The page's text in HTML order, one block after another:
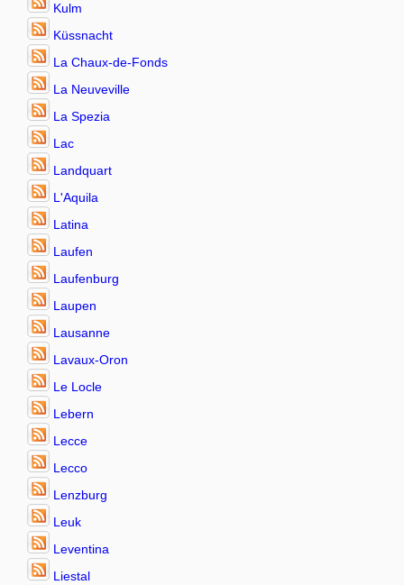
Kulm
Küssnacht
La Chaux-de-Fonds
La Neuveville
La Spezia
Lac
Landquart
L'Aquila
Latina
Laufen
Laufenburg
Laupen
Lausanne
Lavaux-Oron
Le Locle
Lebern
Lecce
Lecco
Lenzburg
Leuk
Leventina
Liestal